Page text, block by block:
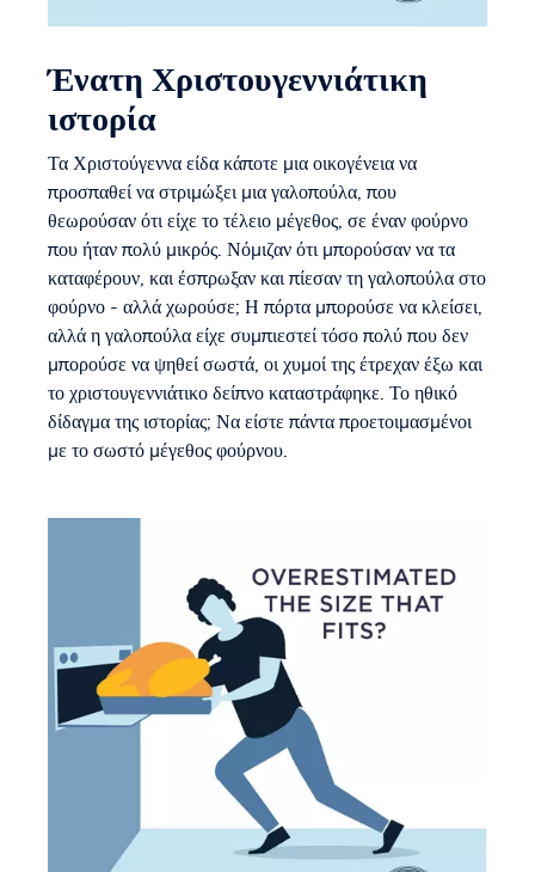
Ένατη Χριστουγεννιάτικη
ιστορία
Τα Χριστούγεννα είδα κάποτε μια οικογένεια να
προσπαθεί να στριμώξει μια γαλοπούλα, που
θεωρούσαν ότι είχε το τέλειο μέγεθος, σε έναν φούρνο
που ήταν πολύ μικρός. Νόμιζαν ότι μπορούσαν να τα
καταφέρουν, και έσπρωξαν και πίεσαν τη γαλοπούλα στο
φούρνο - αλλά χωρούσε; Η πόρτα μπορούσε να κλείσει,
αλλά η γαλοπούλα είχε συμπιεστεί τόσο πολύ που δεν
μπορούσε να ψηθεί σωστά, οι χυμοί της έτρεχαν έξω και
το χριστουγεννιάτικο δείπνο καταστράφηκε. Το ηθικό
δίδαγμα της ιστορίας; Να είστε πάντα προετοιμασμένοι
με το σωστό μέγεθος φούρνου.